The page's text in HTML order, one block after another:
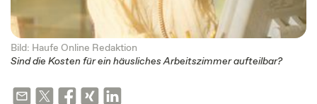
Bild: Haufe Online Redaktion
Sind die Kosten für ein häusliches Arbeitszimmer aufteilbar?